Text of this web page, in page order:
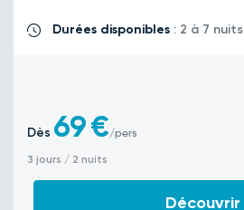
Durées disponibles : 2 à 7 nuits
Dès 69€/pers
3 jours / 2 nuits
Découvrir